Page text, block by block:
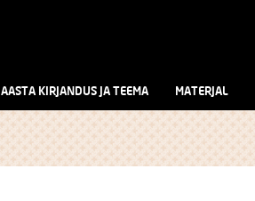
AASTA KIRJANDUS JA TEEMA MATERJAL